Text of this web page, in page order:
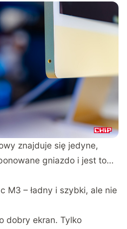
znajduje się jedyne,
gniazdo i jest to…
M3 – ładny i szybki, ale nie
dobry ekran. Tylko